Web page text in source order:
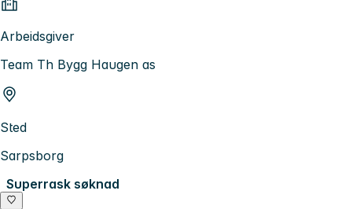
Arbeidsgiver
Team Th Bygg Haugen as
Sted
Sarpsborg
Superrask søknad